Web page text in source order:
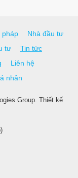
pháp
Nhà đầu tư
tư
Tin tức
Liên hệ
nhân
Group. Thiết kế